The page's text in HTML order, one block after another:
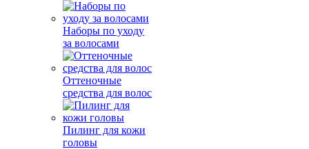
Наборы по уходу
за волосами
Оттеночные
средства для волос
Пилинг для кожи
головы